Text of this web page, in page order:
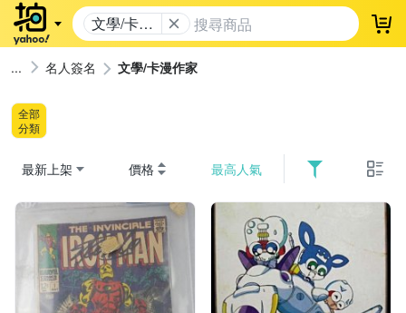
文學/卡漫
作家
登
名人簽名 文學/卡漫作家
全部
分類
最新上架 價格 最高人氣